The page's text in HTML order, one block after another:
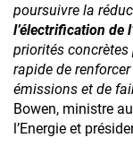
poursuivre la
l’électrification de
priorités concrètes
rapide de
émissions et de
Bowen, ministre
l’Energie et